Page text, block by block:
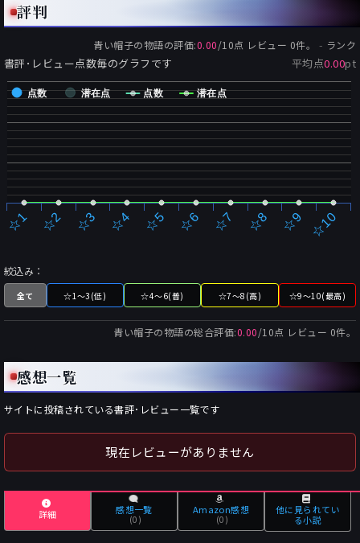
評判
青い帽子の物語の評価:0.00/10点 レビュー 0件。 - ランク
書評･レビュー点数毎のグラフです 平均点0.00pt
点数 潜在点 点数 潜在点
☆1 ☆2 ☆3 ☆4 ☆5 ☆6 ☆7 ☆8 ☆9 ☆10
絞込み：
全て ☆1～3(低) ☆4～6(普) ☆7～8(高) ☆9～10(最高)
青い帽子の物語の総合評価:0.00/10点 レビュー 0件。
感想一覧
サイトに投稿されている書評･レビュー一覧です
現在レビューがありません
詳細 感想一覧
(0)
Amazon感想
(0)
他に見られてい
る小説